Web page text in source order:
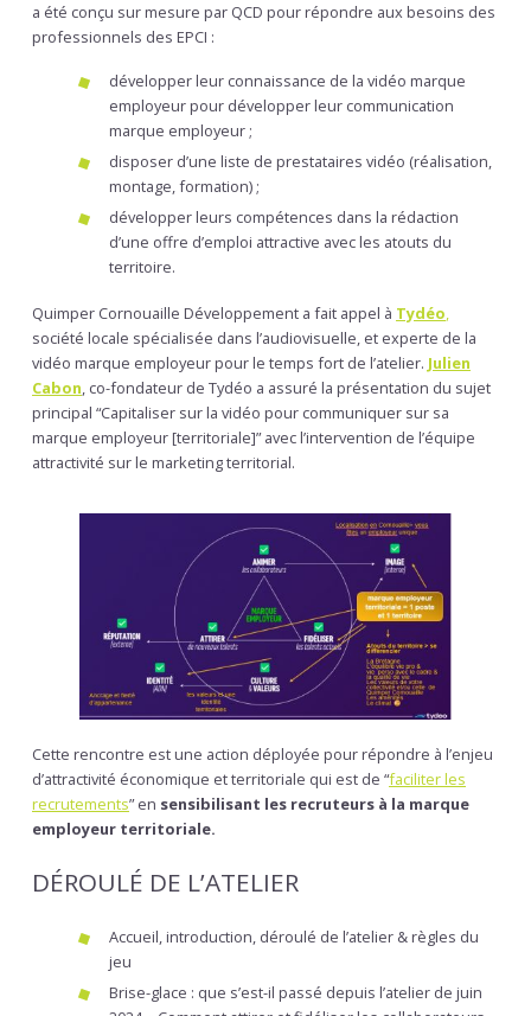
a été conçu sur mesure par QCD pour répondre aux besoins des
professionnels des EPCI :
développer leur connaissance de la vidéo marque
employeur pour développer leur communication
marque employeur ;
disposer d’une liste de prestataires vidéo (réalisation,
montage, formation) ;
développer leurs compétences dans la rédaction
d’une offre d’emploi attractive avec les atouts du
territoire.
Quimper Cornouaille Développement a fait appel à Tydéo,
société locale spécialisée dans l’audiovisuelle, et experte de la
vidéo marque employeur pour le temps fort de l’atelier. Julien
Cabon, co-fondateur de Tydéo a assuré la présentation du sujet
principal “Capitaliser sur la vidéo pour communiquer sur sa
marque employeur [territoriale]” avec l’intervention de l’équipe
attractivité sur le marketing territorial.
Cette rencontre est une action déployée pour répondre à l’enjeu
d’attractivité économique et territoriale qui est de “faciliter les
recrutements” en sensibilisant les recruteurs à la marque
employeur territoriale.
DÉROULÉ DE L’ATELIER
Accueil, introduction, déroulé de l’atelier & règles du
jeu
Brise-glace : que s’est-il passé depuis l’atelier de juin